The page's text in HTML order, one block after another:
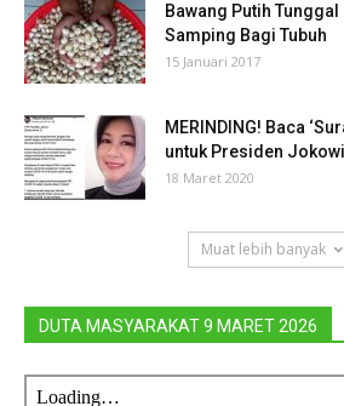
Bawang Putih Tunggal
Samping Bagi Tubuh
15 Januari 2017
MERINDING! Baca
untuk Presiden
18 Maret 2020
Muat lebih banyak
DUTA MASYARAKAT 9 MARET 2026